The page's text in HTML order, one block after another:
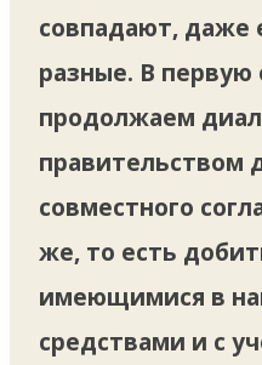
совпадают, даже
разные. В
продолжаем
правительством
совместного
же, то есть
имеющимися в
средствами и с